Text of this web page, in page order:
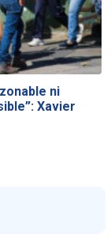
ni
Xavier